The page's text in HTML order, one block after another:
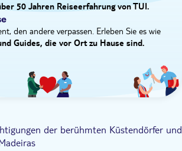
50 Jahren Reiseerfahrung von TUI.
den andere verpassen. Erleben Sie es wie
Guides, die vor Ort zu Hause sind.
der berühmten Küstendörfer und